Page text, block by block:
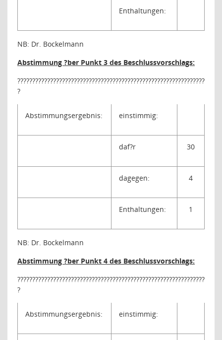
Enthaltungen:
NB: Dr. Bockelmann
Abstimmung ?ber Punkt 3 des Beschlussvorschlags:
???????????????????????????????????????????????????????????????
?
Abstimmungsergebnis: einstimmig:
daf?r 30
dagegen: 4
Enthaltungen: 1
NB: Dr. Bockelmann
Abstimmung ?ber Punkt 4 des Beschlussvorschlags:
???????????????????????????????????????????????????????????????
?
Abstimmungsergebnis: einstimmig: